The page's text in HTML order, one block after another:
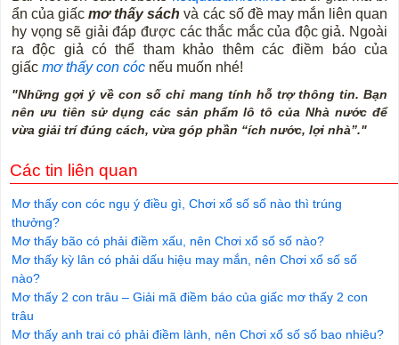
ẩn của giấcmơ thấy sáchvà các số đề may mắn liên quan
hy vọng sẽ giải đáp được các thắc mắc của độc giả. Ngoài
ra độc giả có thể tham khảo thêm các điềm báo của
giấc mơ thấy con cóc nếu muốn nhé!
"Những gợi ý về con số chỉ mang tính hỗ trợ thông tin. Bạn
nên ưu tiên sử dụng các sản phẩm lô tô của Nhà nước để
vừa giải trí đúng cách, vừa góp phần “ích nước, lợi nhà”."
Các tin liên quan
Mơ thấy con cóc ngụ ý điều gì, Chơi xổ số số nào thì trúng
thưởng?
Mơ thấy bão có phải điềm xấu, nên Chơi xổ số số nào?
Mơ thấy kỳ lân có phải dấu hiệu may mắn, nên Chơi xổ số số
nào?
Mơ thấy 2 con trâu – Giải mã điềm báo của giấc mơ thấy 2 con
trâu
Mơ thấy anh trai có phải điềm lành, nên Chơi xổ số số bao nhiêu?